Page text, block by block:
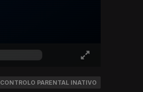
CONTROLO PARENTAL INATIVO